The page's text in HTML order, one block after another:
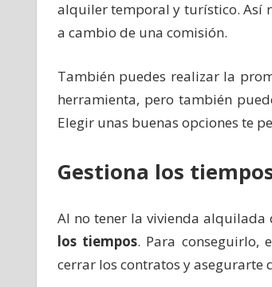
alquiler temporal y turístico. Así
a cambio de una comisión.
También puedes realizar la
herramienta, pero también
Elegir unas buenas opciones te
Gestiona los
Al no tener la vivienda
los tiempos. Para conseguirlo,
cerrar los contratos y asegurarte